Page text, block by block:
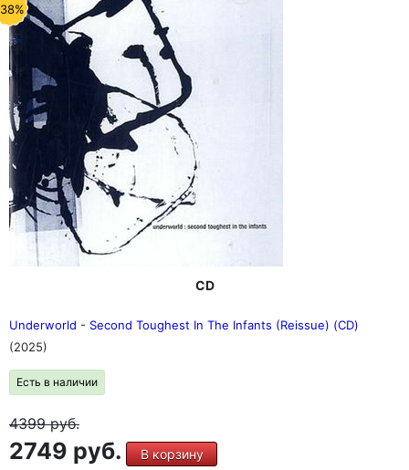
CD
Underworld - Second Toughest In The Infants (Reissue) (CD)
(2025)
Есть в наличии
4399руб.
2749 руб. В корзину